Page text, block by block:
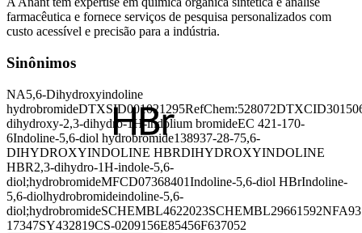
farmacêutica e fornece serviços de pesquisa personalizados com
custo acessível e precisão para a indústria.
Sinônimos
NA5,6-Dihydroxyindoline
hydrobromideDTXSID001021295RefChem:528072
dihydroxy-2,3-dihydro-1H-indolium bromideEC 421-170-
6Indoline-5,6-diol hydrobromide138937-28-75,6-
DIHYDROXYINDOLINE HBRDIHYDROXYINDOLINE
HBR2,3-dihydro-1H-indole-5,6-
diol;hydrobromideMFCD07368401Indoline-5,6-diol HBrIndoline-
5,6-diolhydrobromideindoline-5,6-
diol;hydrobromideSCHEMBL4622023SCHEMBL29661592
17347SY432819CS-0209156E85456F637052